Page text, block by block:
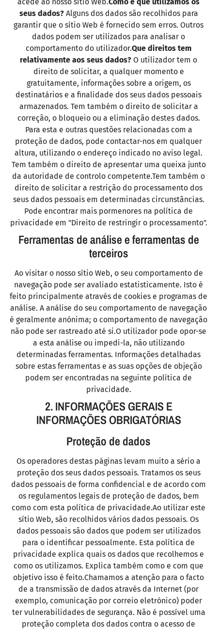
seus dados?Alguns dos dados são recolhidos para
garantir que o sítio Web é fornecido sem erros. Outros
dados podem ser utilizados para analisar o
comportamento do utilizador.Que direitos tem
relativamente aos seus dados? O utilizador tem o
direito de solicitar, a qualquer momento e
gratuitamente, informações sobre a origem, os
destinatários e a finalidade dos seus dados pessoais
armazenados. Tem também o direito de solicitar a
correção, o bloqueio ou a eliminação destes dados.
Para esta e outras questões relacionadas com a
proteção de dados, pode contactar-nos em qualquer
altura, utilizando o endereço indicado no aviso legal.
Tem também o direito de apresentar uma queixa junto
da autoridade de controlo competente.Tem também o
direito de solicitar a restrição do processamento dos
seus dados pessoais em determinadas circunstâncias.
Pode encontrar mais pormenores na política de
privacidade em "Direito de restringir o processamento".
Ferramentas de análise e ferramentas de
terceiros
Ao visitar o nosso sítio Web, o seu comportamento de
navegação pode ser avaliado estatisticamente. Isto é
feito principalmente através de cookies e programas de
análise. A análise do seu comportamento de navegação
é geralmente anónima; o comportamento de navegação
não pode ser rastreado até si.O utilizador pode opor-se
a esta análise ou impedi-la, não utilizando
determinadas ferramentas. Informações detalhadas
sobre estas ferramentas e as suas opções de objeção
podem ser encontradas na seguinte política de
privacidade.
2. INFORMAÇÕES GERAIS E
INFORMAÇÕES OBRIGATÓRIAS
Proteção de dados
Os operadores destas páginas levam muito a sério a
proteção dos seus dados pessoais. Tratamos os seus
dados pessoais de forma confidencial e de acordo com
os regulamentos legais de proteção de dados, bem
como com esta política de privacidade.Ao utilizar este
sítio Web, são recolhidos vários dados pessoais. Os
dados pessoais são dados que podem ser utilizados
para o identificar pessoalmente. Esta política de
privacidade explica quais os dados que recolhemos e
como os utilizamos. Explica também como e com que
objetivo isso é feito.Chamamos a atenção para o facto
de a transmissão de dados através da Internet (por
exemplo, comunicação por correio eletrónico) poder
ter vulnerabilidades de segurança. Não é possível uma
proteção completa dos dados contra o acesso de